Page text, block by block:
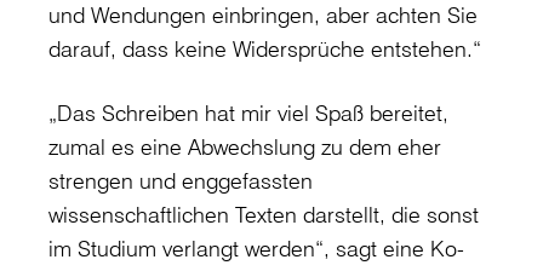
und Wendungen einbringen, aber achten Sie
darauf, dass keine Widersprüche entstehen.“
„Das Schreiben hat mir viel Spaß bereitet,
zumal es eine Abwechslung zu dem eher
strengen und enggefassten
wissenschaftlichen Texten darstellt, die sonst
im Studium verlangt werden“, sagt eine Ko-